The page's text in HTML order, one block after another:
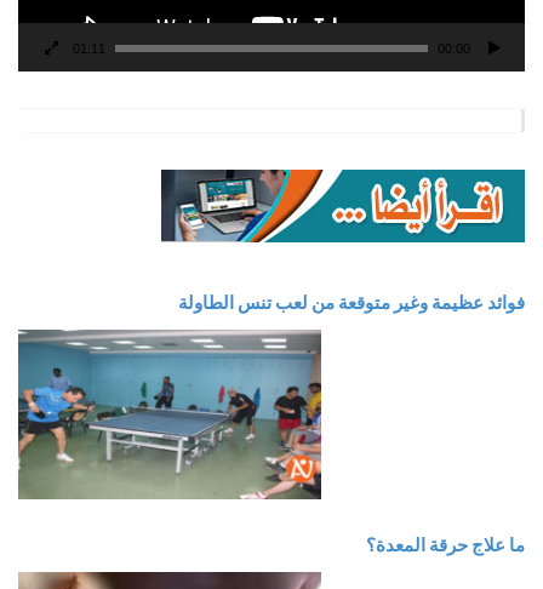
00:00
01:11
فوائد عظيمة وغير متوقعة من لعب تنس الطاولة
ما علاج حرقة المعدة؟